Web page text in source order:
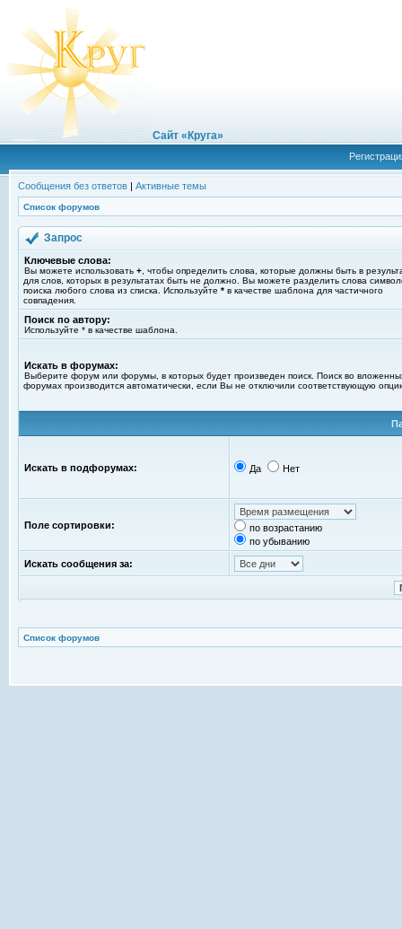
Сайт «Круга»
Сообщения без ответов | Активные темы
Список форумов
Запрос
Ключевые слова:
Вы можете использовать + , чтобы определить слова, которые должны быть в
для слов, которых в результатах быть не должно. Вы можете разделить слова
поиска любого слова из списка. Используйте * в качестве шаблона для частичного
совпадения.
Поиск по автору:
Используйте * в качестве шаблона.
Искать в форумах:
Выберите форум или форумы, в которых будет произведен поиск. Поиск во
форумах производится автоматически, если Вы не отключили соответствующую
Искать в подфорумах: Да Нет
Поле сортировки:
по возрастанию
по убыванию
Искать сообщения за:
Список форумов